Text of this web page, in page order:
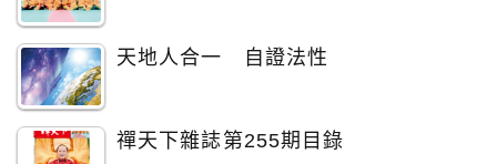
天地人合一 自證法性
禪天下雜誌第255期目錄